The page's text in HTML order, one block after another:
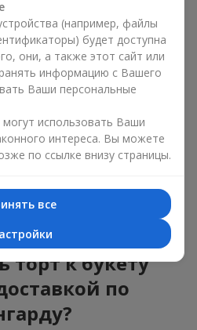
в одном
это современное сочетание
эстетики. Эксклюзивный
события —дня
иликорпоратива.
с тортом живые растения
акцент. Такой десерт с
отлично смотрится и на
торт к букету
по
(например, файлы
будет доступна
они, а также этот сайт или
информацию с Вашего
Ваши персональные
использовать Ваши
интереса. Вы можете
по ссылке внизу страницы.
все